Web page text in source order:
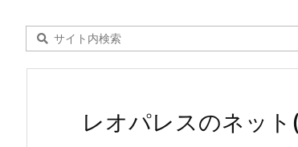
レオパレスのネッ